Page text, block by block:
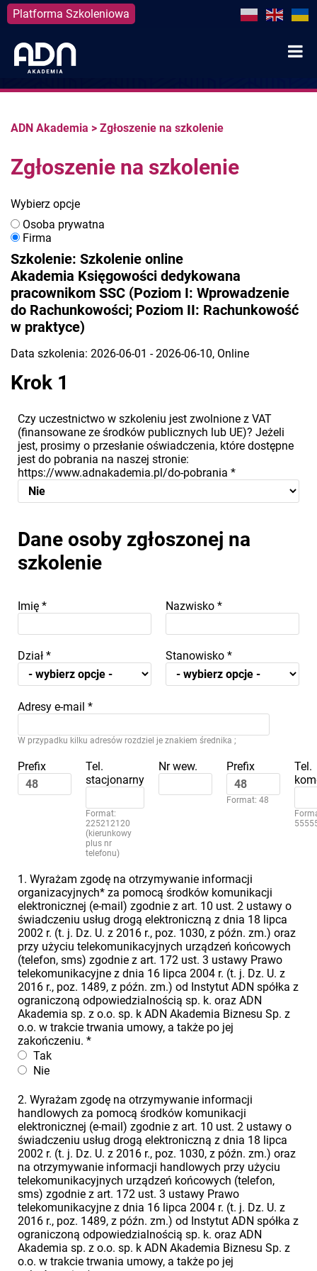
Platforma Szkoleniowa
content
ADN Akademia > Zgłoszenie na szkolenie
Zgłoszenie na szkolenie
Wybierz opcje
Osoba prywatna
Firma
Szkolenie: Szkolenie online
Akademia Księgowości dedykowana
pracownikom SSC (Poziom I: Wprowadzenie
do Rachunkowości; Poziom II: Rachunkowość
w praktyce)
Data szkolenia: 2026-06-01 - 2026-06-10, Online
Krok 1
Czy uczestnictwo w szkoleniu jest zwolnione z VAT
(finansowane ze środków publicznych lub UE)? Jeżeli
jest, prosimy o przesłanie oświadczenia, które dostępne
jest do pobrania na naszej stronie:
https://www.adnakademia.pl/do-pobrania *
Dane osoby zgłoszonej na
szkolenie
Imię * Nazwisko *
Dział * Stanowisko *
Adresy e-mail *
W przypadku kilku adresów rozdziel je znakiem średnika ;
Prefix
Tel.
stacjonarny
Format:
225212120
(kierunkowy
plus nr
telefonu)
Nr wew. Prefix
Format: 48
Tel.
1. Wyrażam zgodę na otrzymywanie informacji
organizacyjnych* za pomocą środków komunikacji
elektronicznej (e-mail) zgodnie z art. 10 ust. 2 ustawy o
świadczeniu usług drogą elektroniczną z dnia 18 lipca
2002 r. (t. j. Dz. U. z 2016 r., poz. 1030, z późn. zm.) oraz
przy użyciu telekomunikacyjnych urządzeń końcowych
(telefon, sms) zgodnie z art. 172 ust. 3 ustawy Prawo
telekomunikacyjne z dnia 16 lipca 2004 r. (t. j. Dz. U. z
2016 r., poz. 1489, z późn. zm.) od Instytut ADN spółka z
ograniczoną odpowiedzialnością sp. k. oraz ADN
Akademia sp. z o.o. sp. k ADN Akademia Biznesu Sp. z
o.o. w trakcie trwania umowy, a także po jej
zakończeniu. *
Tak
Nie
2. Wyrażam zgodę na otrzymywanie informacji
handlowych za pomocą środków komunikacji
elektronicznej (e-mail) zgodnie z art. 10 ust. 2 ustawy o
świadczeniu usług drogą elektroniczną z dnia 18 lipca
2002 r. (t. j. Dz. U. z 2016 r., poz. 1030, z późn. zm.) oraz
na otrzymywanie informacji handlowych przy użyciu
telekomunikacyjnych urządzeń końcowych (telefon,
sms) zgodnie z art. 172 ust. 3 ustawy Prawo
telekomunikacyjne z dnia 16 lipca 2004 r. (t. j. Dz. U. z
2016 r., poz. 1489, z późn. zm.) od Instytut ADN spółka z
ograniczoną odpowiedzialnością sp. k. oraz ADN
Akademia sp. z o.o. sp. k ADN Akademia Biznesu Sp. z
o.o. w trakcie trwania umowy, a także po jej